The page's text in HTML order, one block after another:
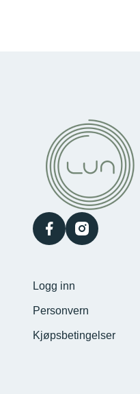
facebookinstagram
Logg inn
Personvern
Kjøpsbetingelser